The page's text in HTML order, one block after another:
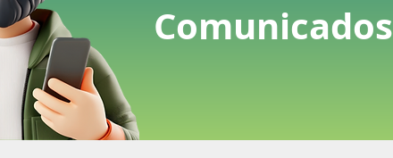
Comunicados